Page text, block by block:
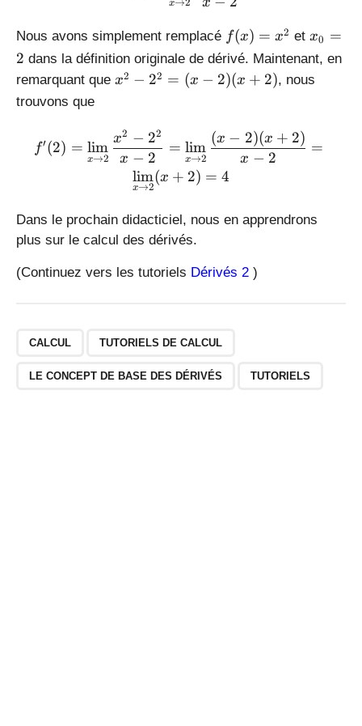
x
Nous avons simplement remplacé f(
x
)
=
2
f(x) = x2 etx
_
=
x0 =
2 dans la définition originale de dérivé. Maintenant, en
remarquant que x
-
2
^
(
x
2
+
)
x2 − 22 = (x − 2)(x + 2), nous
trouvons que
f'(2) = \lim_{x\to 2}
f′(2) =
x→2
lim
x − 2
x2 − 22
=
x→2
lim
x − 2
(x − 2)(x + 2)
=
x→2
lim(x + 2) = 4
Dans le prochain didacticiel, nous en apprendrons
plus sur le calcul des dérivés.
(Continuez vers les tutoriels Dérivés 2 )
CALCUL TUTORIELS DE CALCUL
LE CONCEPT DE BASE DES DÉRIVÉS TUTORIELS